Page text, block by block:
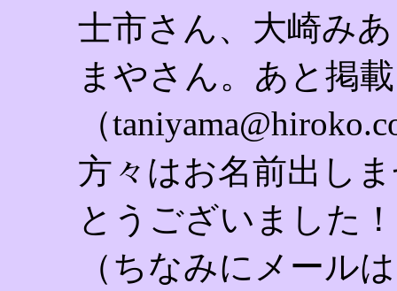
士市さん、大崎み
まやさん。あと掲
（
方々はお名前出し
とうございました
（ちなみにメール